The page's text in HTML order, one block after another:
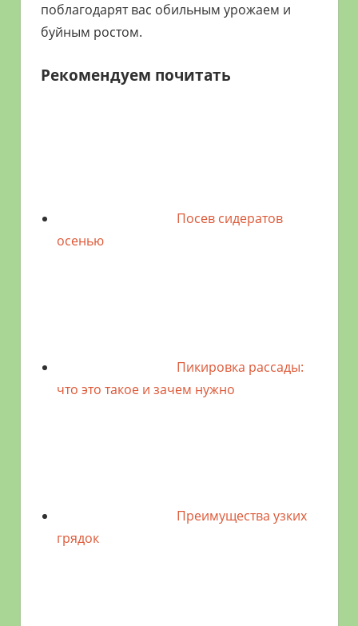
поблагодарят вас обильным урожаем и
буйным ростом.
Рекомендуем почитать
Посев сидератов
осенью
Пикировка рассады:
что это такое и зачем нужно
Преимущества узких
грядок